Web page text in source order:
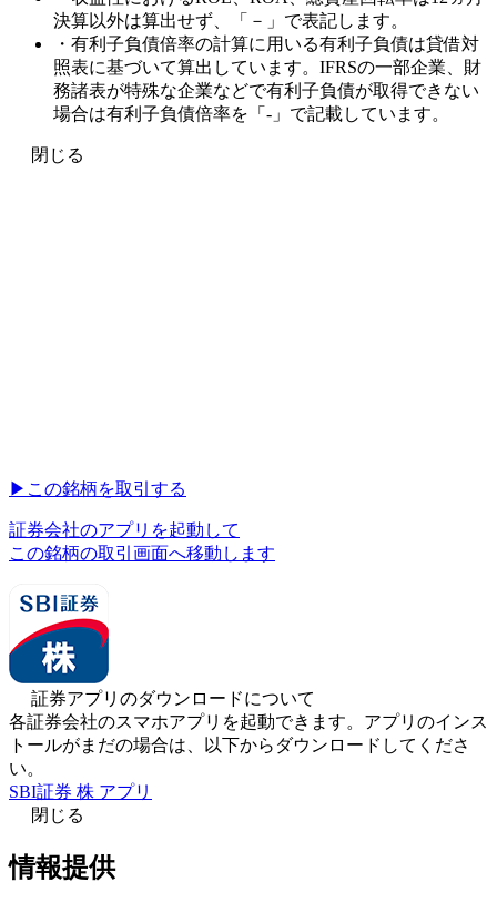
決算以外は算出せず、「－」で表記します。
・有利子負債倍率の計算に用いる有利子負債は貸借対
照表に基づいて算出しています。IFRSの一部企業、財
務諸表が特殊な企業などで有利子負債が取得できない
場合は有利子負債倍率を「-」で記載しています。
閉じる
▶︎ この銘柄を取引する
証券会社のアプリを起動して
この銘柄の取引画面へ移動します
証券アプリのダウンロードについて
各証券会社のスマホアプリを起動できます。アプリのインス
トールがまだの場合は、以下からダウンロードしてくださ
い。
SBI証券 株 アプリ
閉じる
情報提供